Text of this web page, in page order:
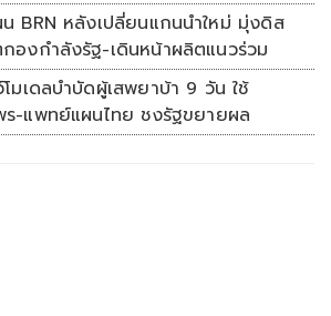
น BRN หลังเปลี่ยนแกนนำใหม่ มุ่งดิส
กองกำลังรัฐ-เดินหน้าผลิตแนวร่วม
โมเดลบำบัดผู้เสพยาบ้า 9 วัน ใช้
ร-แพทย์แผนไทย ชงรัฐขยายผล